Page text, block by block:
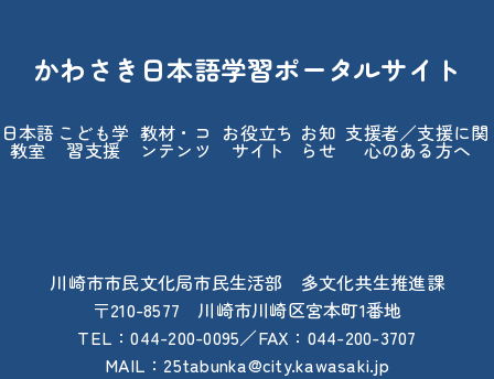
かわさき日本語学習ポータルサイト
日本語
教室
こども学
習支援
教材・コ
ンテンツ
お役立ち
サイト
お知
らせ
支援者／支援に関
心のある方へ
川崎市市民文化局市民生活部 多文化共生推進課
〒210-8577 川崎市川崎区宮本町1番地
TEL：044-200-0095／FAX：044-200-3707
MAIL：25tabunka@city.kawasaki.jp